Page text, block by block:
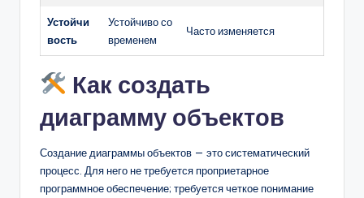
Устойчи
вость
Устойчиво со
временем
Часто изменяется
Как создать
диаграмму объектов
Создание диаграммы объектов — это систематический
процесс. Для него не требуется проприетарное
программное обеспечение; требуется четкое понимание